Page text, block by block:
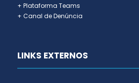
+ Plataforma Teams
+ Canal de Denúncia
LINKS EXTERNOS